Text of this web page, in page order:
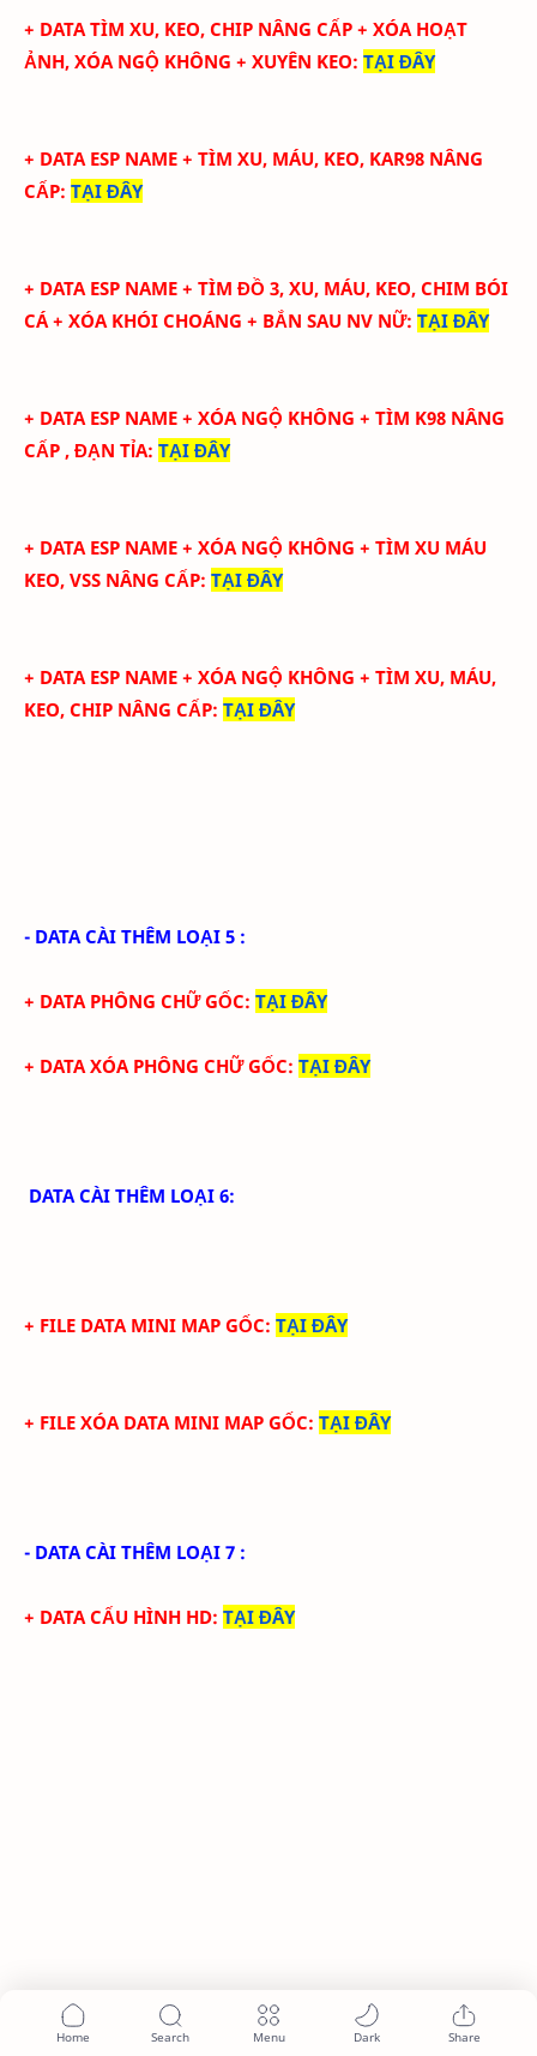
+ DATA TÌM XU, KEO, CHIP NÂNG CẤP + XÓA HOẠT
ẢNH, XÓA NGỘ KHÔNG + XUYÊN KEO: TẠI ĐÂY
+ DATA ESP NAME + TÌM XU, MÁU, KEO, KAR98 NÂNG
CẤP: TẠI ĐÂY
+ DATA ESP NAME + TÌM ĐỒ 3, XU, MÁU, KEO, CHIM BÓI
CÁ + XÓA KHÓI CHOÁNG + BẮN SAU NV NỮ: TẠI ĐÂY
+ DATA ESP NAME + XÓA NGỘ KHÔNG + TÌM K98 NÂNG
CẤP , ĐẠN TỈA: TẠI ĐÂY
+ DATA ESP NAME + XÓA NGỘ KHÔNG + TÌM XU MÁU
KEO, VSS NÂNG CẤP: TẠI ĐÂY
+ DATA ESP NAME + XÓA NGỘ KHÔNG + TÌM XU, MÁU,
KEO, CHIP NÂNG CẤP: TẠI ĐÂY
- DATA CÀI THÊM LOẠI 5 :
+ DATA PHÔNG CHỮ GỐC: TẠI ĐÂY
+ DATA XÓA PHÔNG CHỮ GỐC: TẠI ĐÂY
DATA CÀI THÊM LOẠI 6:
+ FILE DATA MINI MAP GỐC: TẠI ĐÂY
+ FILE XÓA DATA MINI MAP GỐC: TẠI ĐÂY
- DATA CÀI THÊM LOẠI 7 :
+ DATA CẤU HÌNH HD: TẠI ĐÂY